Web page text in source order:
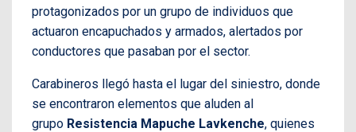
protagonizados por un grupo de individuos que
actuaron encapuchados y armados, alertados por
conductores que pasaban por el sector.
Carabineros llegó hasta el lugar del siniestro, donde
se encontraron elementos que aluden al
grupo Resistencia Mapuche Lavkenche, quienes